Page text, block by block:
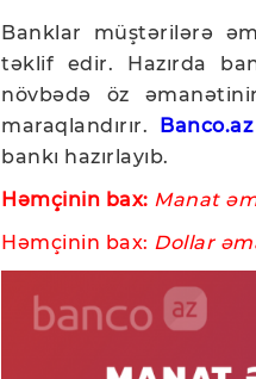
Banklar müştərilərə
təklif edir. Hazırda
növbədə öz
maraqlandırır. Banco.az
bankı hazırlayıb.
Həmçinin bax: Manat
Həmçinin bax: Dollar